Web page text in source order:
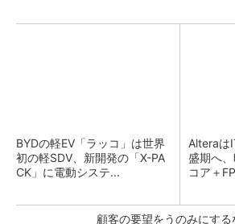
BYDの軽EV「ラッコ」は世界
初の軽SDV、新開発の「X-PA
CK」に電動システ...
Alteraは
盛期へ
コア＋
顧客の要望をうのみにす